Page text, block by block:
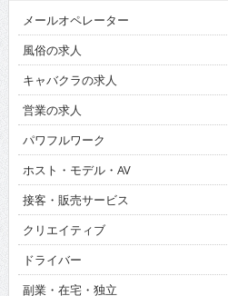
メールオペレーター
風俗の求人
キャバクラの求人
営業の求人
パワフルワーク
ホスト・モデル・AV
接客・販売サービス
クリエイティブ
ドライバー
副業・在宅・独立